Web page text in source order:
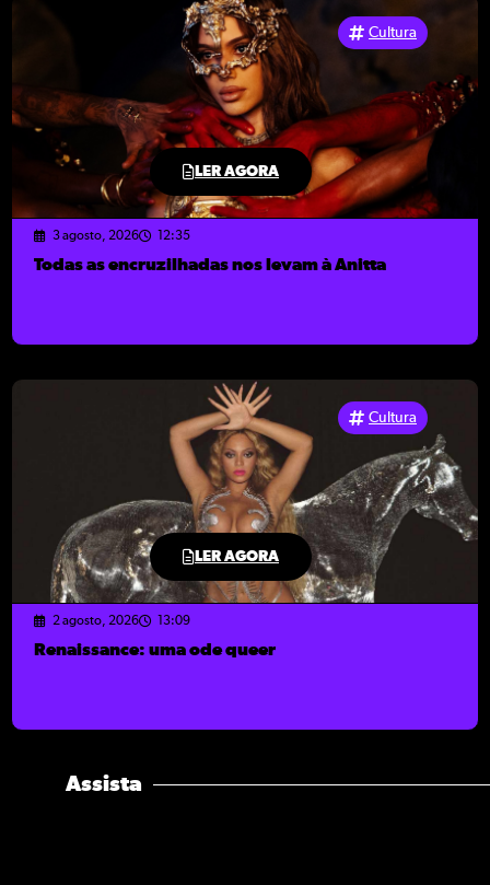
LER AGORA
Cultura
3 agosto, 2026 12:35
Todas as encruzilhadas nos levam à Anitta
LER AGORA
Cultura
2 agosto, 2026 13:09
Renaissance: uma ode queer
Assista